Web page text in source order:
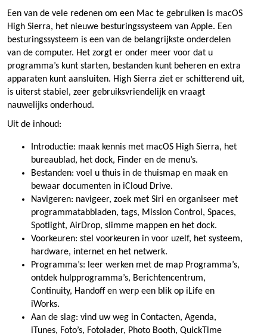
Een van de vele redenen om een Mac te gebruiken is macOS
High Sierra, het nieuwe besturingssysteem van Apple. Een
besturingssysteem is een van de belangrijkste onderdelen
van de computer. Het zorgt er onder meer voor dat u
programma’s kunt starten, bestanden kunt beheren en extra
apparaten kunt aansluiten. High Sierra ziet er schitterend uit,
is uiterst stabiel, zeer gebruiksvriendelijk en vraagt
nauwelijks onderhoud.
Uit de inhoud:
Introductie: maak kennis met macOS High Sierra, het
bureaublad, het dock, Finder en de menu’s.
Bestanden: voel u thuis in de thuismap en maak en
bewaar documenten in iCloud Drive.
Navigeren: navigeer, zoek met Siri en organiseer met
programmatabbladen, tags, Mission Control, Spaces,
Spotlight, AirDrop, slimme mappen en het dock.
Voorkeuren: stel voorkeuren in voor uzelf, het systeem,
hardware, internet en het netwerk.
Programma’s: leer werken met de map Programma’s,
ontdek hulpprogramma’s, Berichtencentrum,
Continuity, Handoff en werp een blik op iLife en
iWorks.
Aan de slag: vind uw weg in Contacten, Agenda,
iTunes, Foto’s, Fotolader, Photo Booth, QuickTime